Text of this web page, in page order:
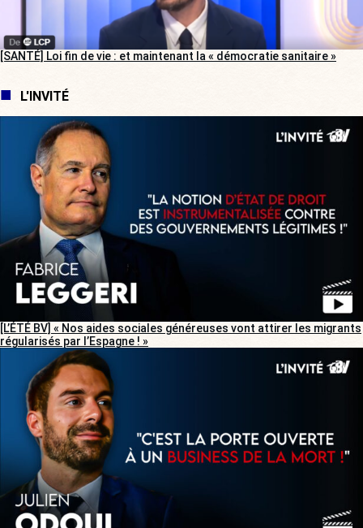
[SANTÉ] Loi fin de vie : et maintenant la « démocratie sanitaire »
L'INVITÉ
[L’ÉTÉ BV] « Nos aides sociales généreuses vont attirer les migrants
régularisés par l’Espagne ! »